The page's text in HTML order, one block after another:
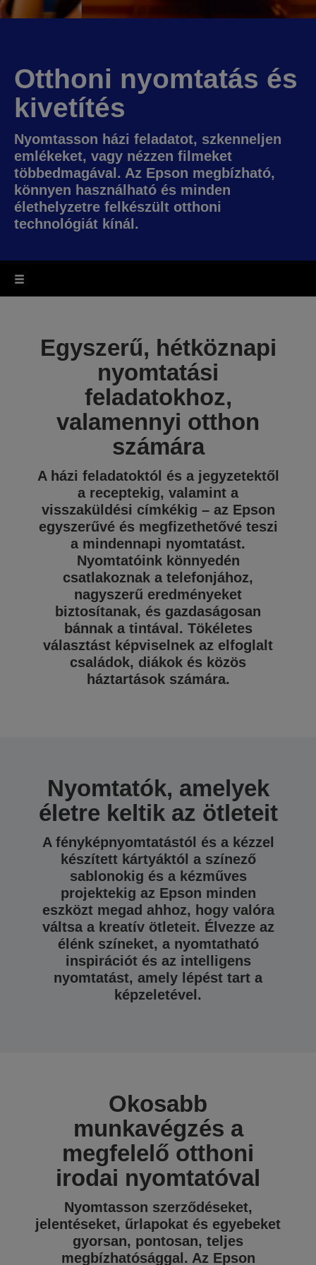
Otthoni nyomtatás és
kivetítés
Nyomtasson házi feladatot, szkenneljen
emlékeket, vagy nézzen filmeket
többedmagával. Az Epson megbízható,
könnyen használható és minden
élethelyzetre felkészült otthoni
technológiát kínál.
Egyszerű, hétköznapi
nyomtatási
feladatokhoz,
valamennyi otthon
számára
A házi feladatoktól és a jegyzetektől
a receptekig, valamint a
visszaküldési címkékig – az Epson
egyszerűvé és megfizethetővé teszi
a mindennapi nyomtatást.
Nyomtatóink könnyedén
csatlakoznak a telefonjához,
nagyszerű eredményeket
biztosítanak, és gazdaságosan
bánnak a tintával. Tökéletes
választást képviselnek az elfoglalt
családok, diákok és közös
háztartások számára.
Nyomtatók, amelyek
életre keltik az ötleteit
A fényképnyomtatástól és a kézzel
készített kártyáktól a színező
sablonokig és a kézműves
projektekig az Epson minden
eszközt megad ahhoz, hogy valóra
váltsa a kreatív ötleteit. Élvezze az
élénk színeket, a nyomtatható
inspirációt és az intelligens
nyomtatást, amely lépést tart a
képzeletével.
Okosabb
munkavégzés a
megfelelő otthoni
irodai nyomtatóval
Nyomtasson szerződéseket,
jelentéseket, űrlapokat és egyebeket
gyorsan, pontosan, teljes
megbízhatósággal. Az Epson